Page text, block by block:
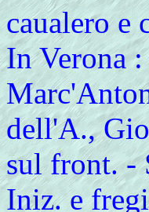
caualero e
In Verona
dell'A.,
sul front. -
Iniz. e